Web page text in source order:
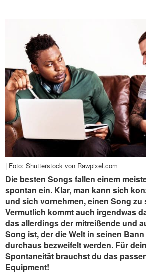
| Foto: Shutterstock von Rawpixel.com
Die besten Songs fallen einem
spontan ein. Klar, man kann sich
und sich vornehmen, einen Song zu
Vermutlich kommt auch irgendwas
das allerdings der mitreißende und
Song ist, der die Welt in seinen
durchaus bezweifelt werden. Für
Spontaneität brauchst du das
Equipment!